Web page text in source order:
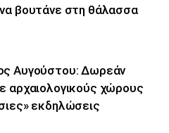
βουτάνε στη θάλασσα
Αυγούστου: Δωρεάν
αρχαιολογικούς χώρους
εκδηλώσεις